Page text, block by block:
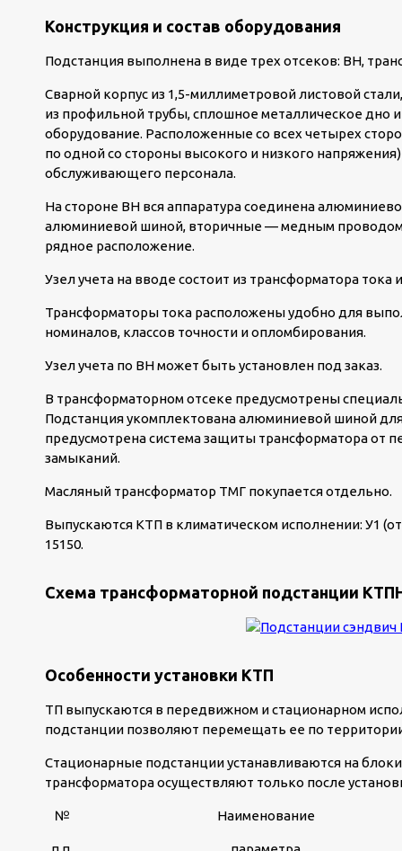
Конструкция и состав оборудования
Подстанция выполнена в виде трех отсеков: ВН,
Сварной корпус из 1,5-миллиметровой листовой
из профильной трубы, сплошное металлическое
оборудование. Расположенные со всех четырех
по одной со стороны высокого и низкого
обслуживающего персонала.
На стороне ВН вся аппаратура соединена
алюминиевой шиной, вторичные — медным
рядное расположение.
Узел учета на вводе состоит из трансформатора тока
Трансформаторы тока расположены удобно для
номиналов, классов точности и опломбирования.
Узел учета по ВН может быть установлен под заказ.
В трансформаторном отсеке предусмотрены
Подстанция укомплектована алюминиевой шиной
предусмотрена система защиты трансформатора от
замыканий.
Масляный трансформатор ТМГ покупается отдельно.
Выпускаются КТП в климатическом исполнении: У1 (от
15150.
Схема трансформаторной подстанции
Особенности установки КТП
ТП выпускаются в передвижном и стационарном
подстанции позволяют перемещать ее по
Стационарные подстанции устанавливаются на
трансформатора осуществляют только после
№ Наименование